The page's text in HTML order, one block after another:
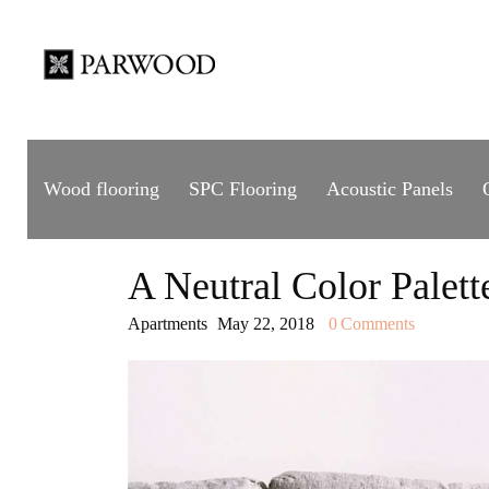
Wood flooring SPC Flooring Acoustic Panels
A Neutral Color
Apartments May 22, 2018 0Comments